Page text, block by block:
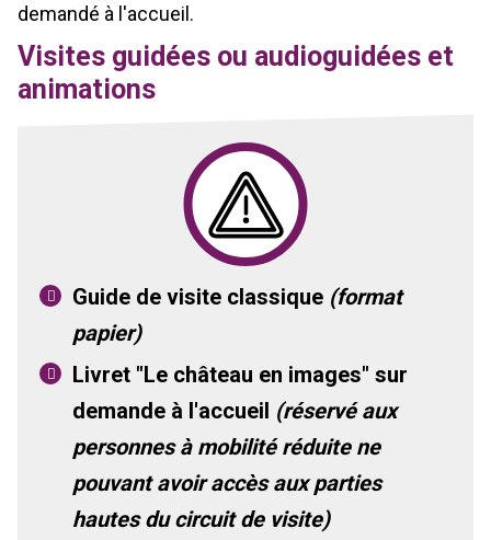
demandé à l'accueil.
Visites guidées ou audioguidées et
animations
Guide de visite classique (format
papier)
Livret "Le château en images" sur
demande à l'accueil (réservé aux
personnes à mobilité réduite ne
pouvant avoir accès aux parties
hautes du circuit de visite)